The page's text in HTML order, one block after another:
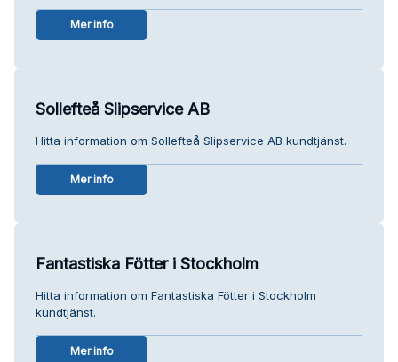
Mer info
Sollefteå Slipservice AB
Hitta information om Sollefteå Slipservice AB kundtjänst.
Mer info
Fantastiska Fötter i Stockholm
Hitta information om Fantastiska Fötter i Stockholm
kundtjänst.
Mer info